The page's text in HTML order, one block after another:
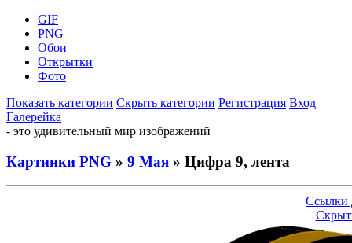
GIF
PNG
Обои
Открытки
Фото
Показать категории Скрыть категории Регистрация Вход
Галерейка
- это удивительный мир изображений
Картинки PNG » 9 Мая » Цифра 9, лента
Ссылки